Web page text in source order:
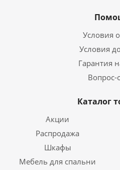
Условия
Условия
Гарантия
Вопрос-
Каталог
Акции
Распродажа
Шкафы
Мебель для спальни